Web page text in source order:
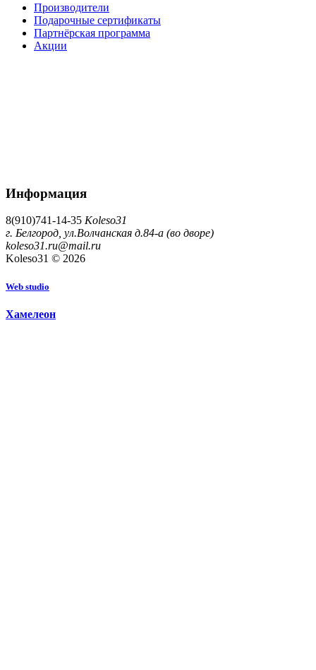
Производители
Подарочные сертификаты
Партнёрская программа
Акции
Информация
8(910)741-14-35 Koleso31
г. Белгород, ул.Волчанская д.84-а (во дворе)
koleso31.ru@mail.ru
Koleso31 © 2026
Web studio
Хамелеон